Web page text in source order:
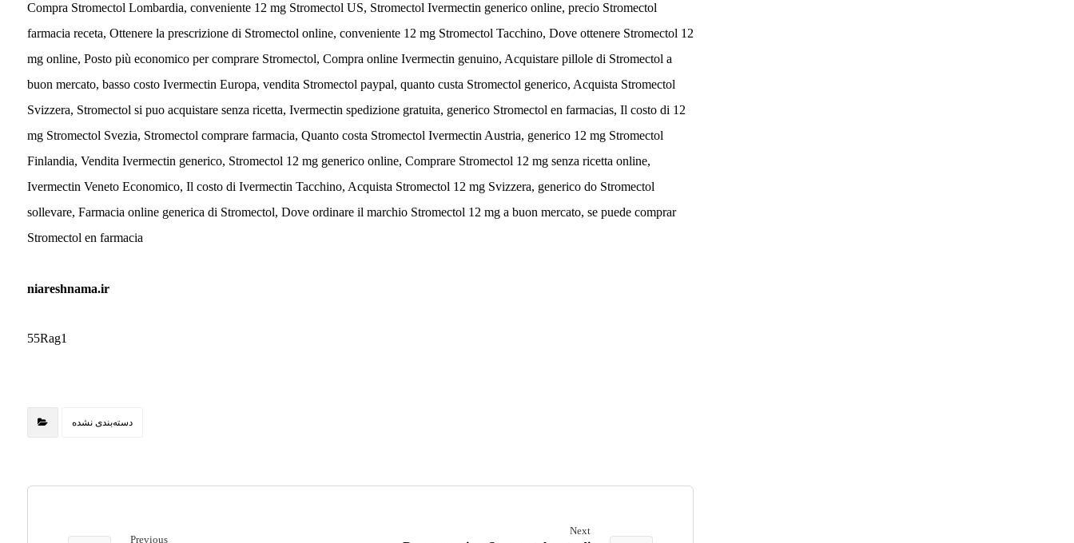
Compra Stromectol Lombardia, conveniente 12 mg Stromectol US, Stromectol Ivermectin generico online, precio Stromectol
farmacia receta, Ottenere la prescrizione di Stromectol online, conveniente 12 mg Stromectol Tacchino, Dove ottenere Stromectol 12
mg online, Posto più economico per comprare Stromectol, Compra online Ivermectin genuino, Acquistare pillole di Stromectol a
buon mercato, basso costo Ivermectin Europa, vendita Stromectol paypal, quanto custa Stromectol generico, Acquista Stromectol
Svizzera, Stromectol si puo acquistare senza ricetta, Ivermectin spedizione gratuita, generico Stromectol en farmacias, Il costo di 12
mg Stromectol Svezia, Stromectol comprare farmacia, Quanto costa Stromectol Ivermectin Austria, generico 12 mg Stromectol
Finlandia, Vendita Ivermectin generico, Stromectol 12 mg generico online, Comprare Stromectol 12 mg senza ricetta online,
Ivermectin Veneto Economico, Il costo di Ivermectin Tacchino, Acquista Stromectol 12 mg Svizzera, generico do Stromectol
sollevare, Farmacia online generica di Stromectol, Dove ordinare il marchio Stromectol 12 mg a buon mercato, se puede comprar
Stromectol en farmacia
niareshnama.ir
55Rag1
دسته‌بندی نشده
Previous
Next